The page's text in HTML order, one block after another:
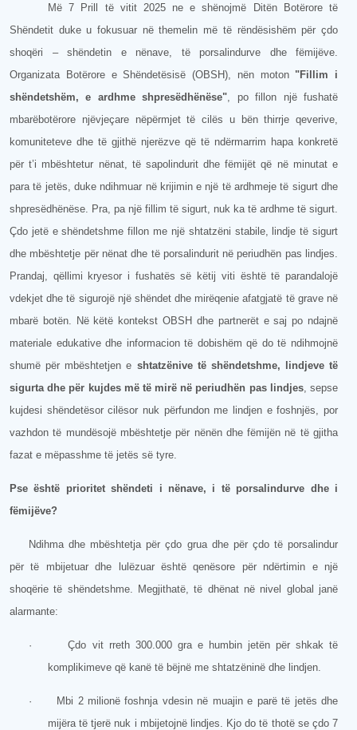
Më 7 Prill të vitit 2025 ne e shënojmë Ditën Botërore të
Shëndetit duke u fokusuar në themelin më të rëndësishëm për çdo
shoqëri – shëndetin e nënave, të porsalindurve dhe fëmijëve.
Organizata Botërore e Shëndetësisë (OBSH), nën moton "Fillim i
shëndetshëm, e ardhme shpresëdhënëse" , po fillon një fushatë
mbarëbotërore njëvjeçare nëpërmjet të cilës u bën thirrje qeverive,
komuniteteve dhe të gjithë njerëzve që të ndërmarrim hapa konkretë
për t’i mbështetur nënat, të sapolindurit dhe fëmijët që në minutat e
para të jetës, duke ndihmuar në krijimin e një të ardhmeje të sigurt dhe
shpresëdhënëse. Pra, pa një fillim të sigurt, nuk ka të ardhme të sigurt.
Çdo jetë e shëndetshme fillon me një shtatzëni stabile, lindje të sigurt
dhe mbështetje për nënat dhe të porsalindurit në periudhën pas lindjes.
Prandaj, qëllimi kryesor i fushatës së këtij viti është të parandalojë
vdekjet dhe të sigurojë një shëndet dhe mirëqenie afatgjatë të grave në
mbarë botën. Në këtë kontekst OBSH dhe partnerët e saj po ndajnë
materiale edukative dhe informacion të dobishëm që do të ndihmojnë
shumë për mbështetjen e shtatzënive të shëndetshme, lindjeve të
sigurta dhe për kujdes më të mirë në periudhën pas lindjes, sepse
kujdesi shëndetësor cilësor nuk përfundon me lindjen e foshnjës, por
vazhdon të mundësojë mbështetje për nënën dhe fëmijën në të gjitha
fazat e mëpasshme të jetës së tyre.
Pse është prioritet shëndeti i nënave, i të porsalindurve dhe i
fëmijëve?
Ndihma dhe mbështetja për çdo grua dhe për çdo të porsalindur
për të mbijetuar dhe lulëzuar është qenësore për ndërtimin e një
shoqërie të shëndetshme. Megjithatë, të dhënat në nivel global janë
alarmante:
·
Çdo vit rreth 300.000 gra e humbin jetën për shkak të
komplikimeve që kanë të bëjnë me shtatzëninë dhe lindjen.
·
Mbi 2 milionë foshnja vdesin në muajin e parë të jetës dhe
mijëra të tjerë nuk i mbijetojnë lindjes. Kjo do të thotë se çdo 7